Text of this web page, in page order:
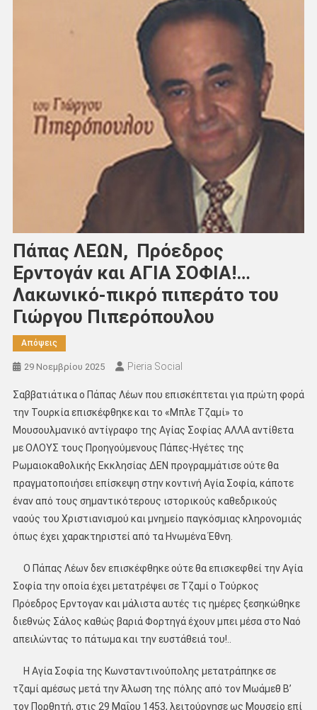
Πάπας ΛΕΩΝ, Πρόεδρος
Ερντογάν και ΑΓΙΑ ΣΟΦΙΑ!…
Λακωνικό-πικρό πιπεράτο του
Γιώργου Πιπερόπουλου
Απόψεις
29 Νοεμβρίου 2025 Pieria Social
Σαββατιάτικα ο Πάπας Λέων που επισκέπτεται για πρώτη φορά
την Τουρκία επισκέφθηκε και το «Μπλε Τζαμί» το
Μουσουλμανικό αντίγραφο της Αγίας Σοφίας ΑΛΛΑ αντίθετα
με ΟΛΟΥΣ τους Προηγούμενους Πάπες-Ηγέτες της
Ρωμαιοκαθολικής Εκκλησίας ΔΕΝ προγραμμάτισε ούτε θα
πραγματοποιήσει επίσκεψη στην κοντινή Αγία Σοφία, κάποτε
έναν από τους σημαντικότερους ιστορικούς καθεδρικούς
ναούς του Χριστιανισμού και μνημείο παγκόσμιας κληρονομιάς
όπως έχει χαρακτηριστεί από τα Ηνωμένα Έθνη.
Ο Πάπας Λέων δεν επισκέφθηκε ούτε θα επισκεφθεί την Αγία
Σοφία την οποία έχει μετατρέψει σε Τζαμί ο Τούρκος
Πρόεδρος Ερντογαν και μάλιστα αυτές τις ημέρες ξεσηκώθηκε
διεθνώς Σάλος καθώς βαριά Φορτηγά έχουν μπει μέσα στο Ναό
απειλώντας το πάτωμα και την ευστάθειά του!..
Η Αγία Σοφία της Κωνσταντινούπολης μετατράπηκε σε
τζαμί αμέσως μετά την Άλωση της πόλης από τον Μωάμεθ Β’
τον Πορθητή, στις 29 Μαΐου 1453, λειτούργησε ως Μουσείο επί